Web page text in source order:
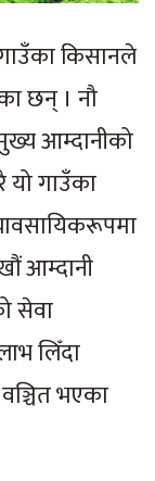
किसानले
छन् । नौ
आम्दानीको
यो गाउँका
आम्दानी
सेवा
लिँदा
भएका